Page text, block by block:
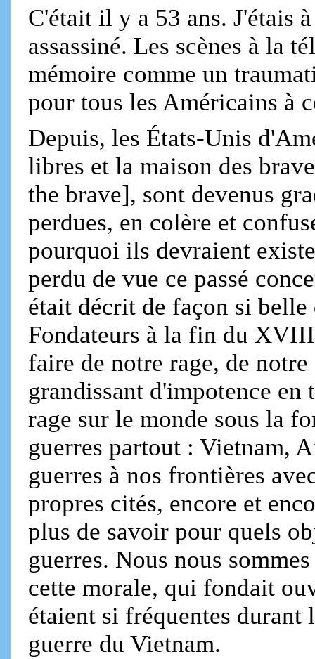
C'était il y a 53 ans. J'étais
assassiné. Les scènes à la
mémoire comme un
pour tous les Américains à
Depuis, les États-Unis
libres et la maison des
the brave], sont devenus
perdues, en colère et
pourquoi ils devraient
perdu de vue ce passé
était décrit de façon si belle
Fondateurs à la fin du
faire de notre rage, de
grandissant d'impotence en
rage sur le monde sous la
guerres partout : Vietnam,
guerres à nos frontières
propres cités, encore et
plus de savoir pour quels
guerres. Nous nous
cette morale, qui fondait
étaient si fréquentes durant
guerre du Vietnam.